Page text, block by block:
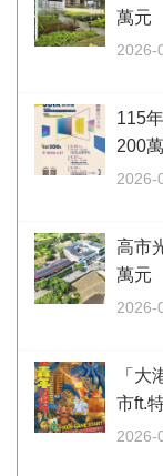
萬元
2026-
115
200萬
2026-
高市
萬元
2026-
「
市ft.
2026-